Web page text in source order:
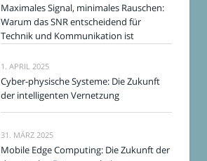
Maximales Signal, minimales Rauschen:
Warum das SNR entscheidend für
Technik und Kommunikation ist
1. APRIL 2025
Cyber-physische Systeme: Die Zukunft
der intelligenten Vernetzung
31. MÄRZ 2025
Mobile Edge Computing: Die Zukunft der